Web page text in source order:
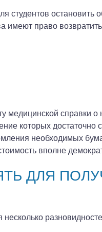
студентов остановить
право
медицинской справки
которых
необходимых
вполне
ДЛЯ